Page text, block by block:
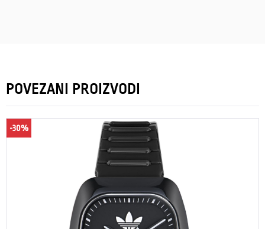
POVEZANI PROIZVODI
-30%